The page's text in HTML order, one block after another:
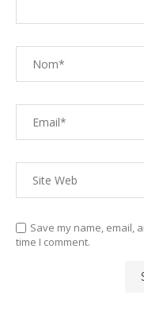
Save my name, email,
time I comment.